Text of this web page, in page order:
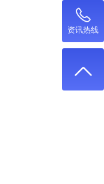
资讯热线